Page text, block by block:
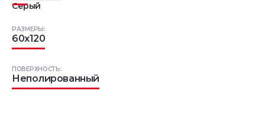
Серый
РАЗМЕРЫ:
60x120
ПОВЕРХНОСТЬ:
Неполированный